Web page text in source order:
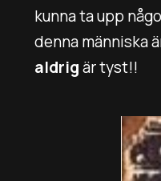
kunna ta upp
denna människa
aldrigär tyst!!